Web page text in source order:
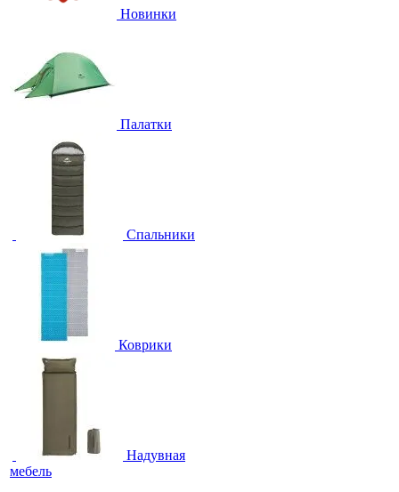
Новинки
Палатки
Спальники
Коврики
Надувная
мебель